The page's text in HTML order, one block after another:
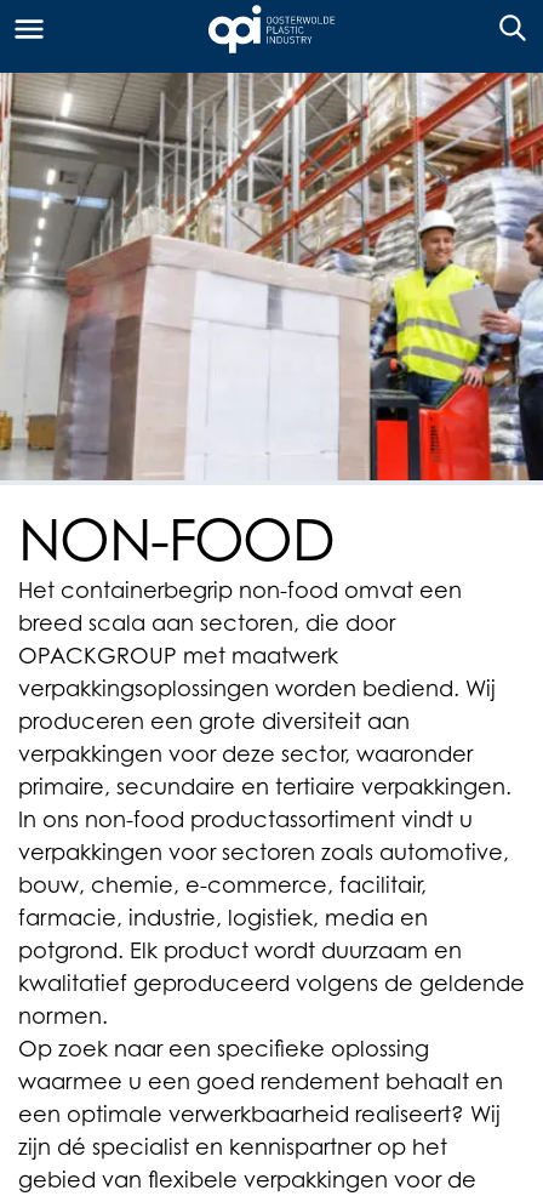
NON-FOOD
Het containerbegrip non-food omvat een
breed scala aan sectoren, die door
OPACKGROUP met maatwerk
verpakkingsoplossingen worden bediend. Wij
produceren een grote diversiteit aan
verpakkingen voor deze sector, waaronder
primaire, secundaire en tertiaire verpakkingen.
In ons non-food productassortiment vindt u
verpakkingen voor sectoren zoals automotive,
bouw, chemie, e-commerce, facilitair,
farmacie, industrie, logistiek, media en
potgrond. Elk product wordt duurzaam en
kwalitatief geproduceerd volgens de geldende
normen.
Op zoek naar een specifieke oplossing
waarmee u een goed rendement behaalt en
een optimale verwerkbaarheid realiseert? Wij
zijn dé specialist en kennispartner op het
gebied van flexibele verpakkingen voor de